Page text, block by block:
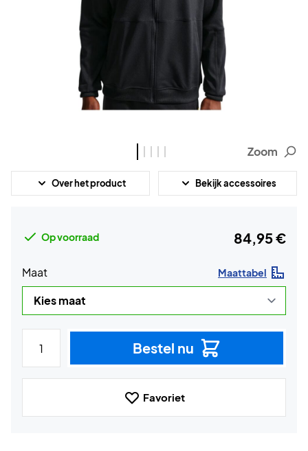
Zoom
Over het product Bekijk accessoires
Op voorraad 84,95 €
Maat Maattabel
Bestel nu
Favoriet